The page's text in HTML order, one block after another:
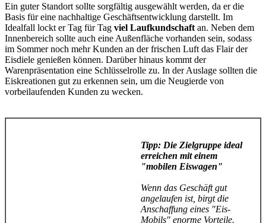
Ein guter Standort sollte sorgfältig ausgewählt werden, da er die
Basis für eine nachhaltige Geschäftsentwicklung darstellt. Im
Idealfall lockt er Tag für Tag viel Laufkundschaft an. Neben dem
Innenbereich sollte auch eine Außenfläche vorhanden sein, sodass
im Sommer noch mehr Kunden an der frischen Luft das Flair der
Eisdiele genießen können. Darüber hinaus kommt der
Warenpräsentation eine Schlüsselrolle zu. In der Auslage sollten die
Eiskreationen gut zu erkennen sein, um die Neugierde von
vorbeilaufenden Kunden zu wecken.
Tipp: Die Zielgruppe ideal
erreichen mit einem
"mobilen Eiswagen"
Wenn das Geschäft gut
angelaufen ist, birgt die
Anschaffung eines "Eis-
Mobils" enorme Vorteile.